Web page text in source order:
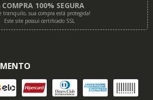
COMPRA 100% SEGURA
tranquilo, sua compra está protegida!
Este site possui certificado SSL